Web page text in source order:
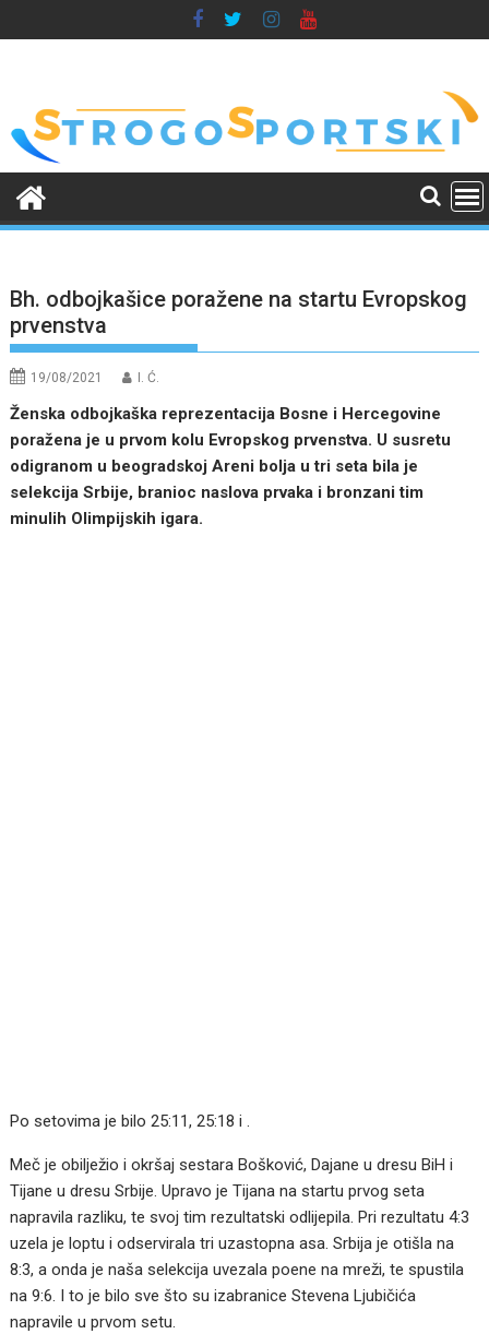
to
Bh. odbojkašice poražene na startu Evropskog
prvenstva
19/08/2021 I. Ć.
Ženska odbojkaška reprezentacija Bosne i Hercegovine
poražena je u prvom kolu Evropskog prvenstva. U susretu
odigranom u beogradskoj Areni bolja u tri seta bila je
selekcija Srbije, branioc naslova prvaka i bronzani tim
minulih Olimpijskih igara.
Po setovima je bilo 25:11, 25:18 i .
Meč je obilježio i okršaj sestara Bošković, Dajane u dresu BiH i
Tijane u dresu Srbije. Upravo je Tijana na startu prvog seta
napravila razliku, te svoj tim rezultatski odlijepila. Pri rezultatu 4:3
uzela je loptu i odservirala tri uzastopna asa. Srbija je otišla na
8:3, a onda je naša selekcija uvezala poene na mreži, te spustila
na 9:6. I to je bilo sve što su izabranice Stevena Ljubičića
napravile u prvom setu.